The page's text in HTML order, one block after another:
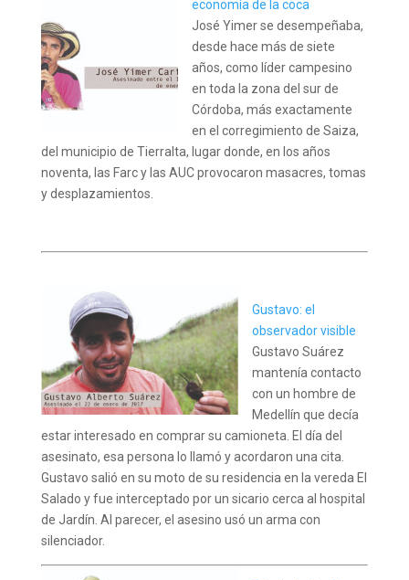
economía de la coca
José Yimer se desempeñaba,
desde hace más de siete
años, como líder campesino
en toda la zona del sur de
Córdoba, más exactamente
en el corregimiento de Saiza,
del municipio de Tierralta, lugar donde, en los años
noventa, las Farc y las AUC provocaron masacres, tomas
y desplazamientos.
Gustavo: el
observador visible
Gustavo Suárez
mantenía contacto
con un hombre de
Medellín que decía
estar interesado en comprar su camioneta. El día del
asesinato, esa persona lo llamó y acordaron una cita.
Gustavo salió en su moto de su residencia en la vereda El
Salado y fue interceptado por un sicario cerca al hospital
de Jardín. Al parecer, el asesino usó un arma con
silenciador.